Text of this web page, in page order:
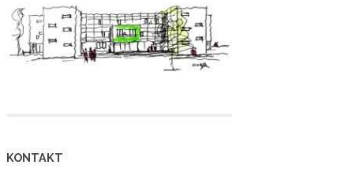
KONTAKT